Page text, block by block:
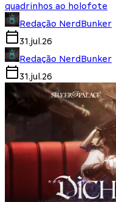
quadrinhos ao holofote
Redação NerdBunker
31.jul.26
Redação NerdBunker
31.jul.26